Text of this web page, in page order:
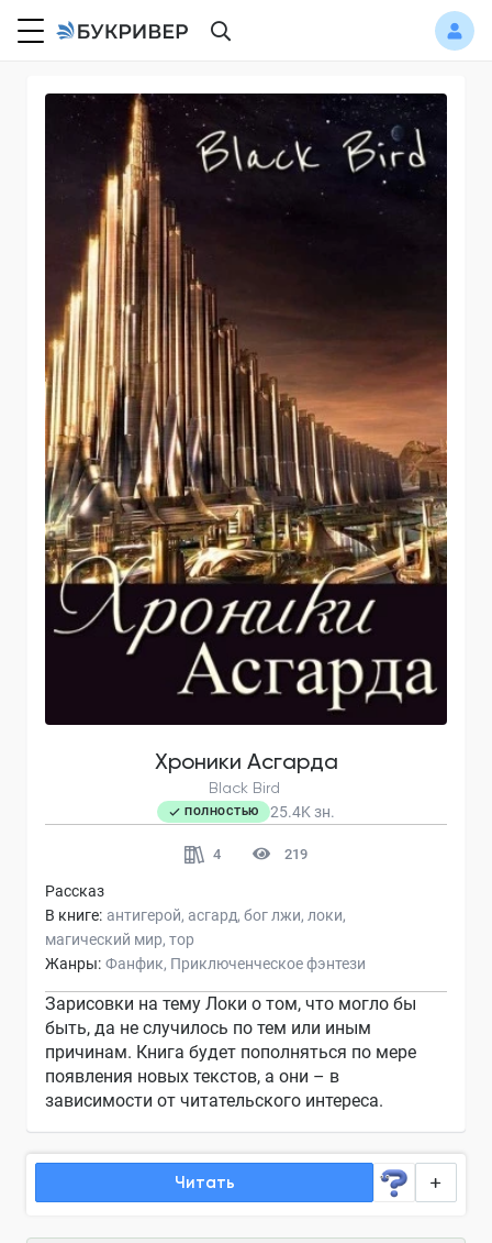
Хроники Асгарда
Black Bird
ПОЛНОСТЬЮ 25.4K зн.
4 219
Рассказ
В книге: антигерой асгард бог лжи локи
магический мир тор
Жанры: Фанфик Приключенческое фэнтези
Зарисовки на тему Локи о том, что могло бы
быть, да не случилось по тем или иным
причинам. Книга будет пополняться по мере
появления новых текстов, а они – в
зависимости от читательского интереса.
Читать